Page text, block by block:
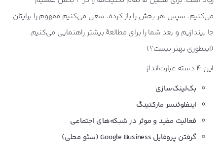
می‌کنیم، سپس هر بخش را باز کرده، سعی می‌کنیم مفهوم را برایتان
جا بیندازیم و بعد شما را برای مطالعۀ بیشتر راهنمایی می‌کنیم.
(اینطوری بهتر نیست؟)
این 4 دسته عبارت‌انداز:
بک‌لینک‌سازی
اینفلوئنسر مارکتینگ
فعالیت مفید و موثر در شبکه‌های اجتماعی
گرفتن پروفایل Google Business (سئو محلی)